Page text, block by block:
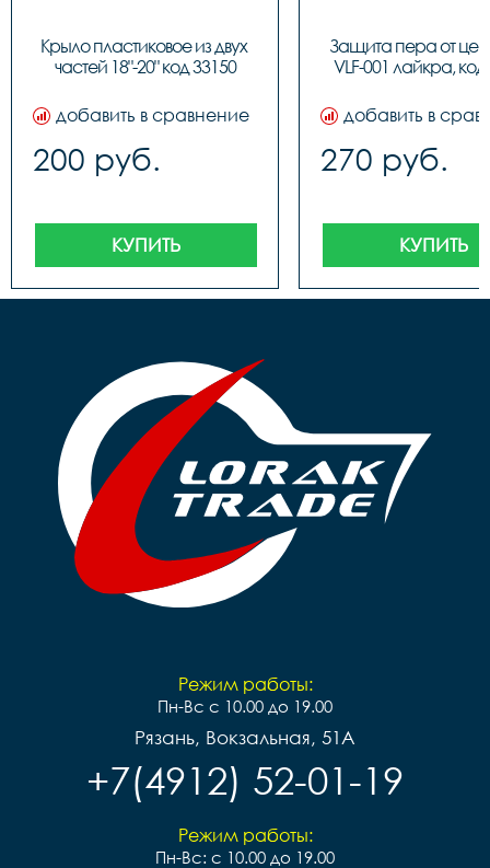
Крыло пластиковое из двух
частей 18"-20" код 33150
добавить в сравнение
200 руб.
КУПИТЬ
Защита пера от
VLF-001 лайкра, код
добавить в
270 руб.
КУПИТЬ
Режим работы:
Пн-Вс с 10.00 до 19.00
Рязань, Вокзальная, 51А
+7(4912) 52-01-19
Режим работы:
Пн-Вс: с 10.00 до 19.00